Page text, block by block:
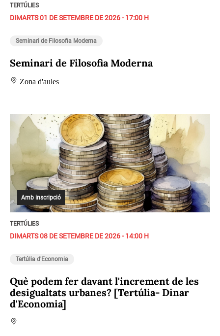
TERTÚLIES
DIMARTS 01 DE SETEMBRE DE 2026 - 17:00 H
Seminari de Filosofia Moderna
Seminari de Filosofia Moderna
Zona d'aules
Amb inscripció
TERTÚLIES
DIMARTS 08 DE SETEMBRE DE 2026 - 14:00 H
Tertúlia d'Economia
Què podem fer davant l'increment de les
desigualtats urbanes? [Tertúlia- Dinar
d'Economia]